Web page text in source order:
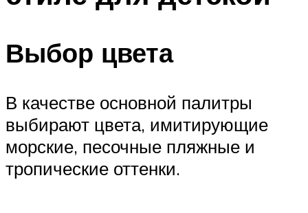
Выбор цвета
В качестве основной палитры
выбирают цвета, имитирующие
морские, песочные пляжные и
тропические оттенки.